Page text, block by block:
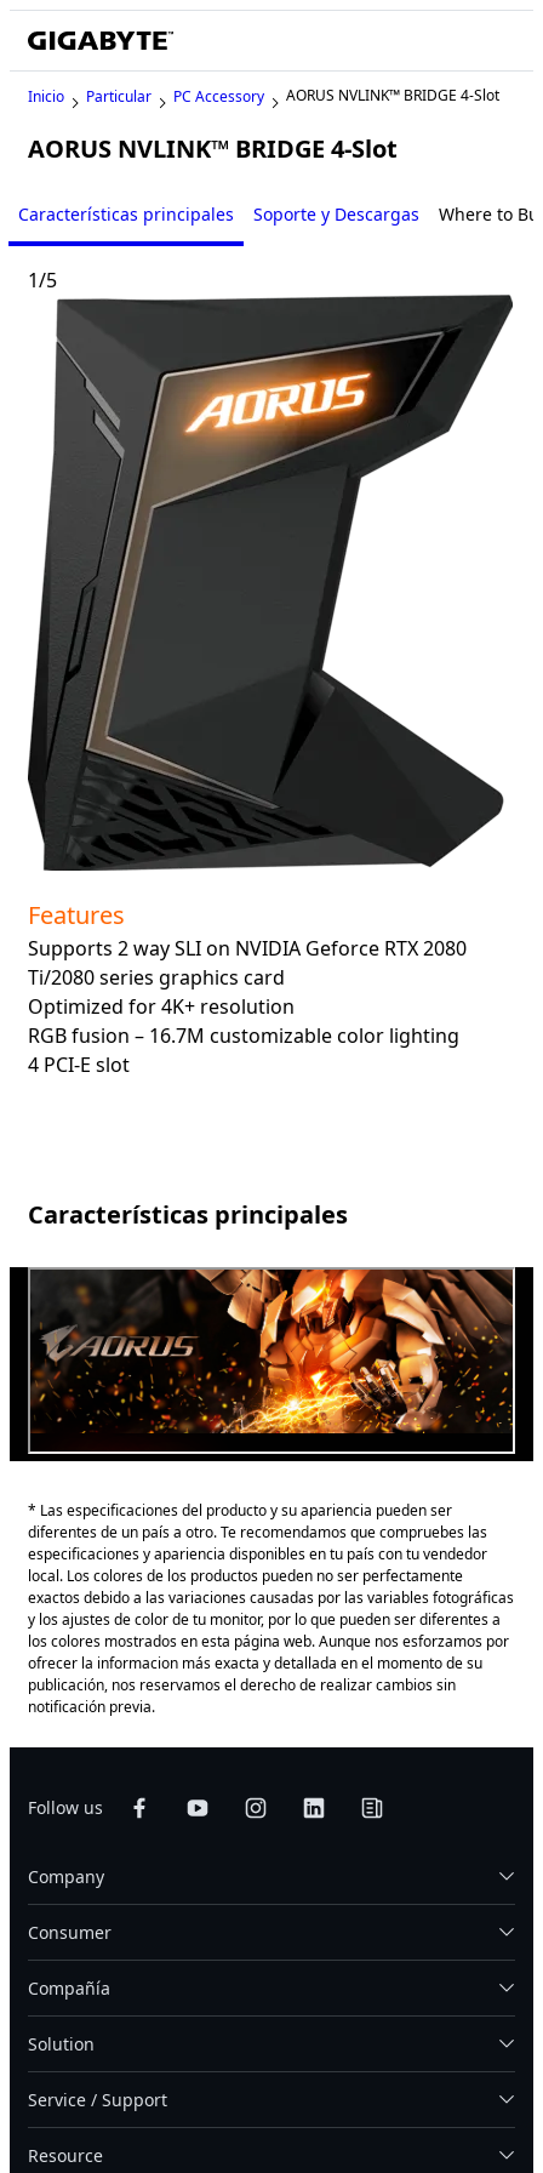
Inicio Particular PC Accessory AORUS NVLINK™ BRIDGE 4-Slot
AORUS NVLINK™ BRIDGE 4-Slot
Características principales Soporte y Descargas Where to
1/5
Features
Supports 2 way SLI on NVIDIA Geforce RTX 2080
Ti/2080 series graphics card
Optimized for 4K+ resolution
RGB fusion – 16.7M customizable color lighting
4 PCI-E slot
Características principales
* Las especificaciones del producto y su apariencia pueden ser
diferentes de un país a otro. Te recomendamos que compruebes las
especificaciones y apariencia disponibles en tu país con tu vendedor
local. Los colores de los productos pueden no ser perfectamente
exactos debido a las variaciones causadas por las variables fotográficas
y los ajustes de color de tu monitor, por lo que pueden ser diferentes a
los colores mostrados en esta página web. Aunque nos esforzamos por
ofrecer la informacion más exacta y detallada en el momento de su
publicación, nos reservamos el derecho de realizar cambios sin
notificación previa.
Follow us
Company
Consumer
Compañía
Solution
Service / Support
Resource